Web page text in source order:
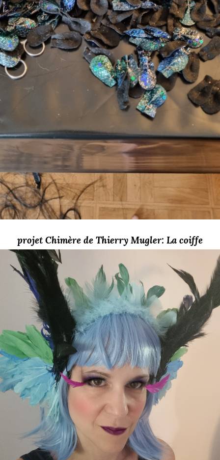
projet Chimère de Thierry Mugler: La coiffe